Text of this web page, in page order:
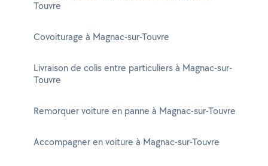
Touvre
Covoiturage à Magnac-sur-Touvre
Livraison de colis entre particuliers à Magnac-sur-
Touvre
Remorquer voiture en panne à Magnac-sur-Touvre
Accompagner en voiture à Magnac-sur-Touvre